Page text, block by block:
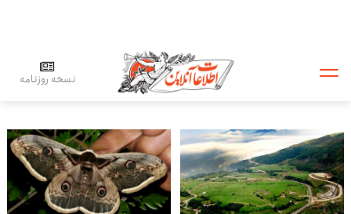
نسخه روزنامه